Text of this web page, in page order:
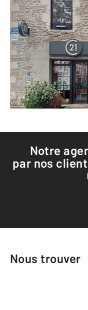
6 Place
Notre
par nos
Nous trouver